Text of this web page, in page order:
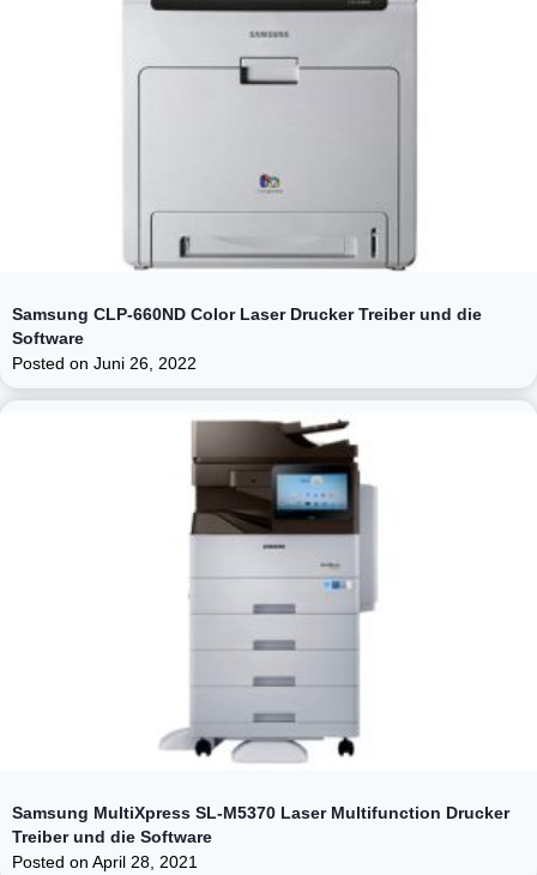
Samsung CLP-660ND Color Laser Drucker Treiber und die
Software
Posted on Juni 26, 2022
Samsung MultiXpress SL-M5370 Laser Multifunction Drucker
Treiber und die Software
Posted on April 28, 2021